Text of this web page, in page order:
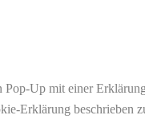
Up mit einer
Erklärung beschrieben